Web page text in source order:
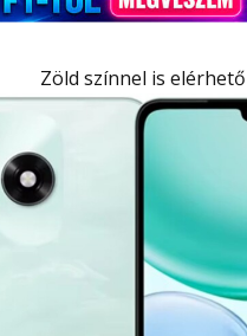
Zöld színnel is elérhető